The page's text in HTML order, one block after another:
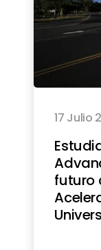
17 Julio
futuro